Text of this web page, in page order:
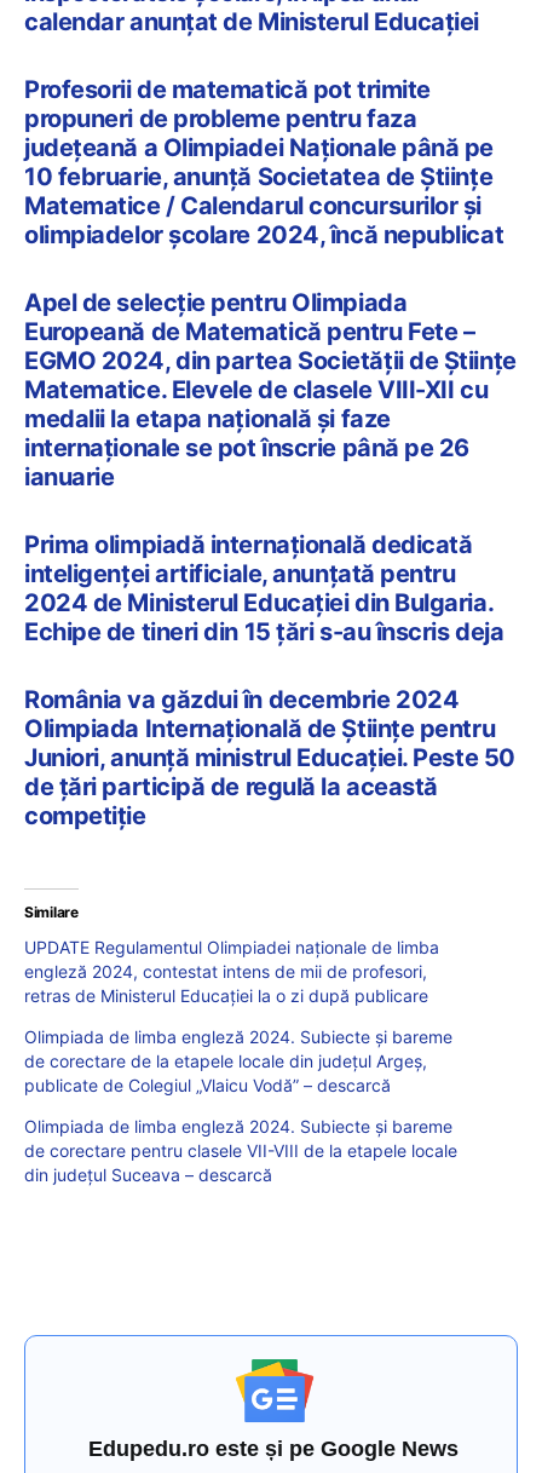
calendar anunțat de Ministerul Educației
Profesorii de matematică pot trimite
propuneri de probleme pentru faza
județeană a Olimpiadei Naționale până pe
10 februarie, anunță Societatea de Științe
Matematice / Calendarul concursurilor și
olimpiadelor școlare 2024, încă nepublicat
Apel de selecție pentru Olimpiada
Europeană de Matematică pentru Fete –
EGMO 2024, din partea Societății de Științe
Matematice. Elevele de clasele VIII-XII cu
medalii la etapa națională și faze
internaționale se pot înscrie până pe 26
ianuarie
Prima olimpiadă internațională dedicată
inteligenței artificiale, anunțată pentru
2024 de Ministerul Educației din Bulgaria.
Echipe de tineri din 15 țări s-au înscris deja
România va găzdui în decembrie 2024
Olimpiada Internațională de Științe pentru
Juniori, anunță ministrul Educației. Peste 50
de țări participă de regulă la această
competiție
Similare
UPDATE Regulamentul Olimpiadei naționale de limba
engleză 2024, contestat intens de mii de profesori,
retras de Ministerul Educației la o zi după publicare
Olimpiada de limba engleză 2024. Subiecte și bareme
de corectare de la etapele locale din județul Argeș,
publicate de Colegiul „Vlaicu Vodă” – descarcă
Olimpiada de limba engleză 2024. Subiecte și bareme
de corectare pentru clasele VII-VIII de la etapele locale
din județul Suceava – descarcă
Edupedu.ro este și pe Google News